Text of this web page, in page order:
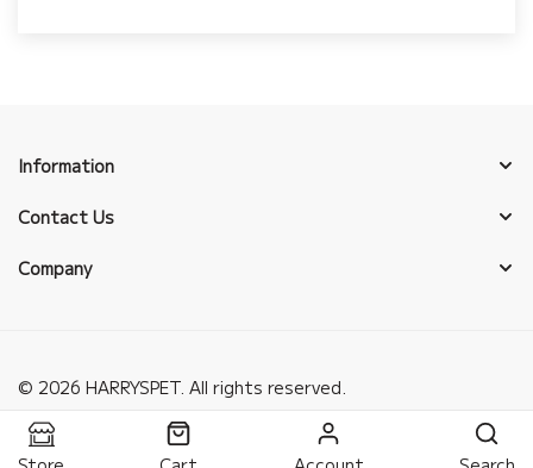
Information
Contact Us
Company
© 2026 HARRYSPET. All rights reserved.